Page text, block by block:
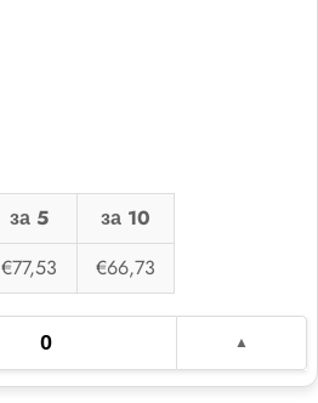
за 5
за 10
€77,53 €66,73